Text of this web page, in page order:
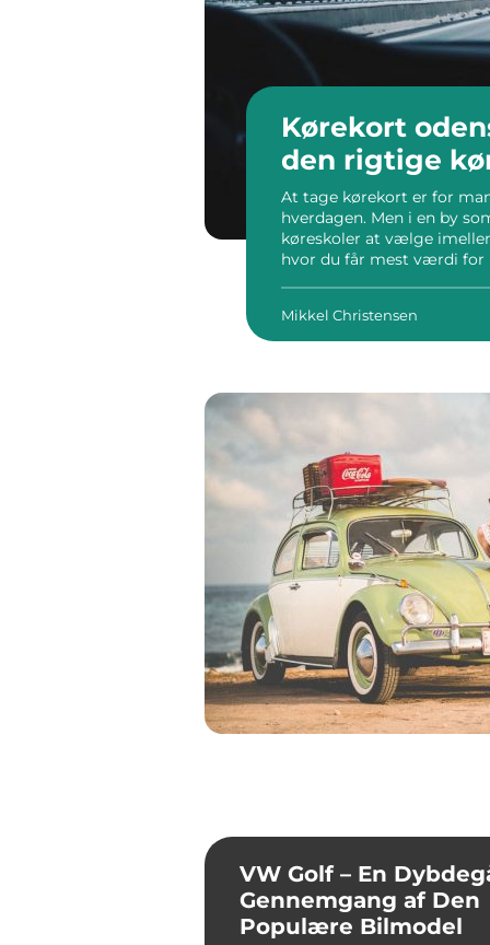
Kørekort odense sådan
den rigtige
At tage kørekort er for
hverdagen. Men i en by
køreskoler at vælge
hvor du får mest værdi for
Mikkel Christensen
VW Golf – En
Gennemgang af Den
Populære Bilmodel